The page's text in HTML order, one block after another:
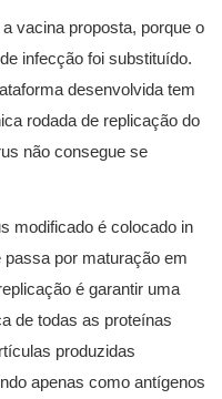
vacina proposta, porque o
infecção foi substituído.
desenvolvida tem
rodada de replicação do
não consegue se
modificado é colocado in
por maturação em
é garantir uma
de todas as proteínas
produzidas
apenas como antígenos